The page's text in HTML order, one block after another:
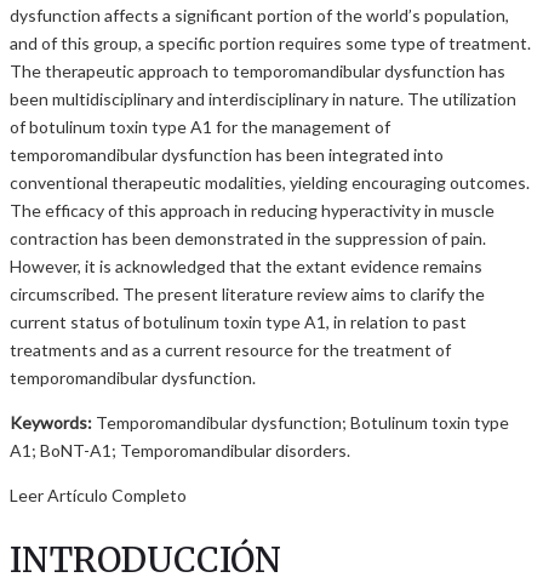
dysfunction affects a significant portion of the world’s population,
and of this group, a specific portion requires some type of treatment.
The therapeutic approach to temporomandibular dysfunction has
been multidisciplinary and interdisciplinary in nature. The utilization
of botulinum toxin type A1 for the management of
temporomandibular dysfunction has been integrated into
conventional therapeutic modalities, yielding encouraging outcomes.
The efficacy of this approach in reducing hyperactivity in muscle
contraction has been demonstrated in the suppression of pain.
However, it is acknowledged that the extant evidence remains
circumscribed. The present literature review aims to clarify the
current status of botulinum toxin type A1, in relation to past
treatments and as a current resource for the treatment of
temporomandibular dysfunction.
Keywords: Temporomandibular dysfunction; Botulinum toxin type
A1; BoNT-A1; Temporomandibular disorders.
Leer Artículo Completo
INTRODUCCIÓN